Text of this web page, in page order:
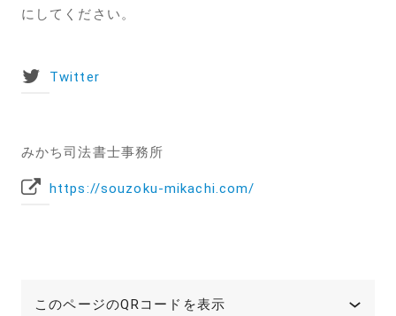
にしてください。
Twitter
みかち司法書士事務所
https://souzoku-mikachi.com/
このページのQRコードを表示